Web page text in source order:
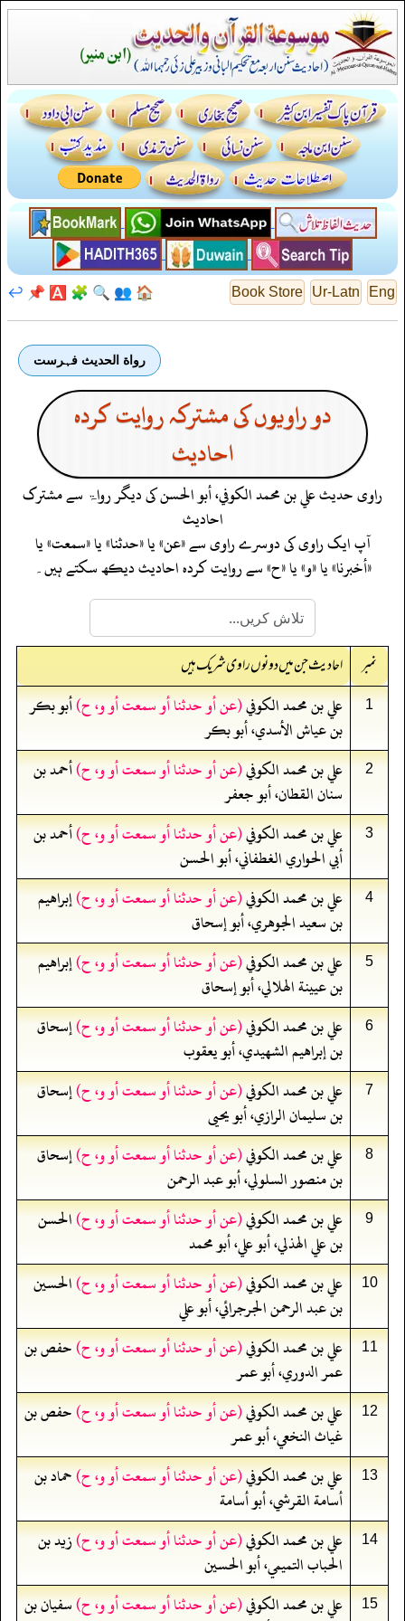
Eng
Ur-Latn
Book Store
🏠
👥
🔍
🧩
🅰️
📌
↩️
رواة الحديث فہرست
دو راویوں کی مشترکہ روایت کردہ
احادیث
راوی حدیثعلي بن محمد الكوفي، أبو الحسنکی دیگر رواۃ سے مشترک
احادیث
آپ ایک راوی کی دوسرے راوی سے «عن» یا «حدثنا» یا «سمعت» یا
«أخبرنا» یا «و» یا «ح» سے روایت کردہ احادیث دیکھ سکتے ہیں۔
نمبر احادیث جن میں دونوں راوی شریک ہیں
1 علي بن محمد الكوفي(عن أو حدثنا أو سمعت أو و، ح)أبو بكر
بن عياش الأسدي، أبو بكر
2 علي بن محمد الكوفي(عن أو حدثنا أو سمعت أو و، ح)أحمد بن
سنان القطان، أبو جعفر
3 علي بن محمد الكوفي(عن أو حدثنا أو سمعت أو و، ح)أحمد بن
أبي الحواري الغطفاني، أبو الحسن
4 علي بن محمد الكوفي(عن أو حدثنا أو سمعت أو و، ح)إبراهيم
بن سعيد الجوهري، أبو إسحاق
5 علي بن محمد الكوفي(عن أو حدثنا أو سمعت أو و، ح)إبراهيم
بن عيينة الهلالي، أبو إسحاق
6 علي بن محمد الكوفي(عن أو حدثنا أو سمعت أو و، ح)إسحاق
بن إبراهيم الشهيدي، أبو يعقوب
7 علي بن محمد الكوفي(عن أو حدثنا أو سمعت أو و، ح)إسحاق
بن سليمان الرازي، أبو يحيى
8 علي بن محمد الكوفي(عن أو حدثنا أو سمعت أو و، ح)إسحاق
بن منصور السلولي، أبو عبد الرحمن
9 علي بن محمد الكوفي(عن أو حدثنا أو سمعت أو و، ح)الحسن
بن علي الهذلي، أبو علي، أبو محمد
10 علي بن محمد الكوفي(عن أو حدثنا أو سمعت أو و، ح)الحسين
بن عبد الرحمن الجرجرائي، أبو علي
11 علي بن محمد الكوفي(عن أو حدثنا أو سمعت أو و، ح)حفص بن
عمر الدوري، أبو عمر
12 علي بن محمد الكوفي(عن أو حدثنا أو سمعت أو و، ح)حفص بن
غياث النخعي، أبو عمر
13 علي بن محمد الكوفي(عن أو حدثنا أو سمعت أو و، ح)حماد بن
أسامة القرشي، أبو أسامة
14 علي بن محمد الكوفي(عن أو حدثنا أو سمعت أو و، ح)زيد بن
الحباب التميمي، أبو الحسين
15 علي بن محمد الكوفي(عن أو حدثنا أو سمعت أو و، ح)سفيان بن